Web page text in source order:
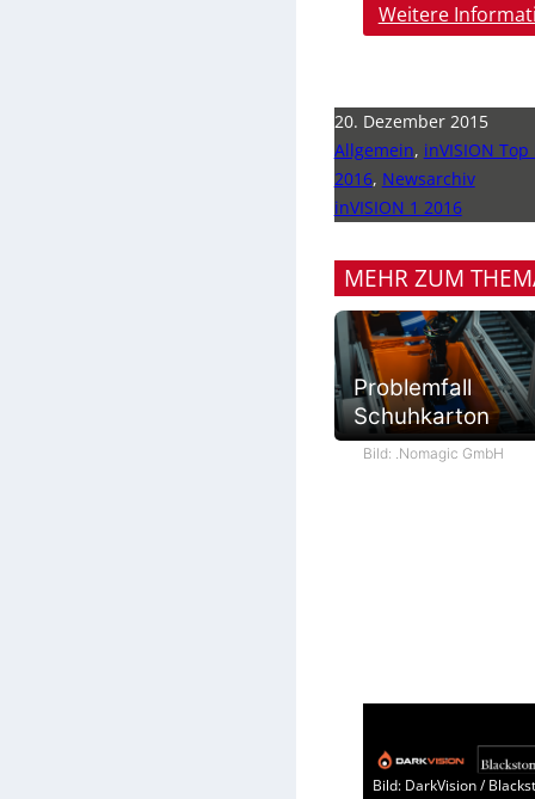
Weitere
20. Dezember 2015
Allgemein, inVISION
2016, Newsarchiv
inVISION 1 2016
MEHR ZUM
Problemfall
Schuhkarton
Bild: .Nomagic GmbH
Bild: DarkVision /